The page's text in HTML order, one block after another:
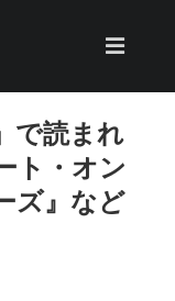
で読まれ
ト・オン
ズ』など